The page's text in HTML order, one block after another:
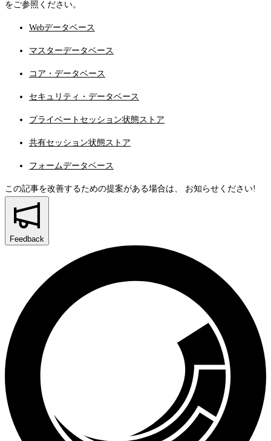
をご参照ください。
Webデータベース
マスターデータベース
コア・データベース
セキュリティ・データベース
プライベートセッション状態ストア
共有セッション状態ストア
フォームデータベース
この記事を改善するための提案がある場合は、 お知らせください!
Feedback